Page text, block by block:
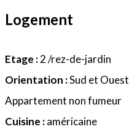
Logement
Etage :2 /rez-de-jardin
Orientation :Sud et Ouest
Appartement non fumeur
Cuisine :américaine